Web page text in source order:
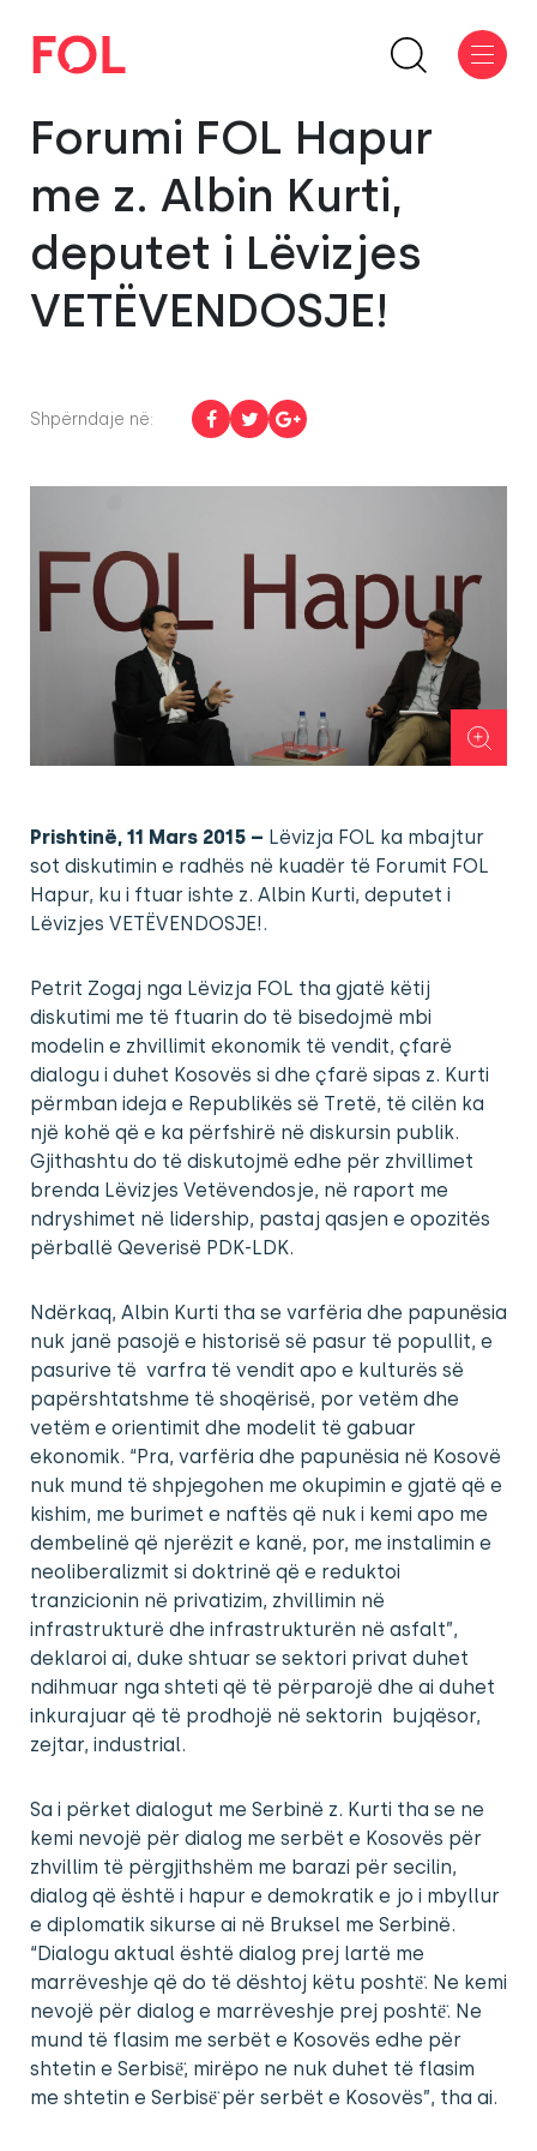
Forumi FOL Hapur
me z. Albin Kurti,
deputet i Lëvizjes
VETËVENDOSJE!
Shpërndaje në:
Prishtinë, 11 Mars 2015 – Lëvizja FOL ka mbajtur
sot diskutimin e radhës në kuadër të Forumit FOL
Hapur, ku i ftuar ishte z. Albin Kurti, deputet i
Lëvizjes VETËVENDOSJE!.
Petrit Zogaj nga Lëvizja FOL tha gjatë këtij
diskutimi me të ftuarin do të bisedojmë mbi
modelin e zhvillimit ekonomik të vendit, çfarë
dialogu i duhet Kosovës si dhe çfarë sipas z. Kurti
përmban ideja e Republikës së Tretë, të cilën ka
një kohë që e ka përfshirë në diskursin publik.
Gjithashtu do të diskutojmë edhe për zhvillimet
brenda Lëvizjes Vetëvendosje, në raport me
ndryshimet në lidership, pastaj qasjen e opozitës
përballë Qeverisë PDK-LDK.
Ndërkaq, Albin Kurti tha se varfëria dhe papunësia
nuk janë pasojë e historisë së pasur të popullit, e
pasurive të varfra të vendit apo e kulturës së
papërshtatshme të shoqërisë, por vetëm dhe
vetëm e orientimit dhe modelit të gabuar
ekonomik. “Pra, varfëria dhe papunësia në Kosovë
nuk mund të shpjegohen me okupimin e gjatë që e
kishim, me burimet e naftës që nuk i kemi apo me
dembelinë që njerëzit e kanë, por, me instalimin e
neoliberalizmit si doktrinë që e reduktoi
tranzicionin në privatizim, zhvillimin në
infrastrukturë dhe infrastrukturën në asfalt”,
deklaroi ai, duke shtuar se sektori privat duhet
ndihmuar nga shteti që të përparojë dhe ai duhet
inkurajuar që të prodhojë në sektorin bujqësor,
zejtar, industrial.
Sa i përket dialogut me Serbinë z. Kurti tha se ne
kemi nevojë për dialog me serbët e Kosovës për
zhvillim të përgjithshëm me barazi për secilin,
dialog që është i hapur e demokratik e jo i mbyllur
e diplomatik sikurse ai në Bruksel me Serbinë.
“Dialogu aktual është dialog prej lartë me
marrëveshje që do të dështoj këtu poshtë̈. Ne kemi
nevojë për dialog e marrëveshje prej poshtë̈. Ne
mund të flasim me serbët e Kosovës edhe për
shtetin e Serbisë̈, mirëpo ne nuk duhet të flasim
me shtetin e Serbisë̈ për serbët e Kosovës”, tha ai.